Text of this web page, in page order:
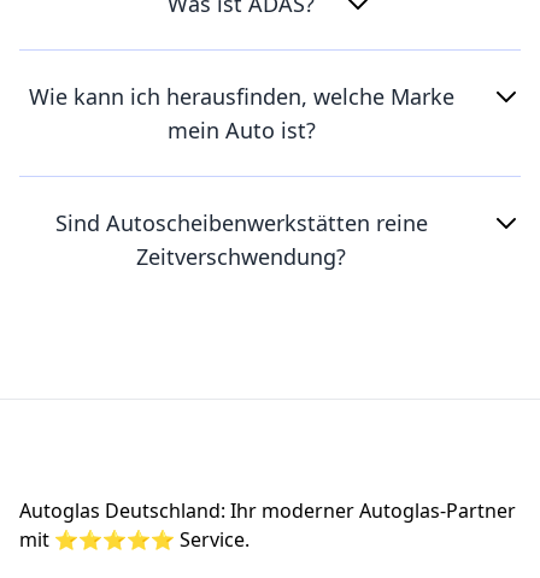
Wie kann ich herausfinden, welche Marke
mein Auto ist?
Sind Autoscheibenwerkstätten reine
Zeitverschwendung?
Autoglas Deutschland: Ihr moderner Autoglas-Partner
mit ⭐⭐⭐⭐⭐ Service.